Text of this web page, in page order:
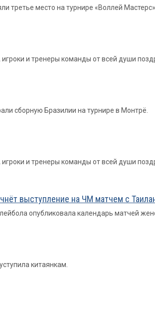
третье место на турнире «Воллей Мастерс».
игроки и тренеры команды от всей души
сборную Бразилии на турнире в Монтрё.
игроки и тренеры команды от всей души
выступление на ЧМ матчем с
опубликовала календарь матчей
китаянкам.